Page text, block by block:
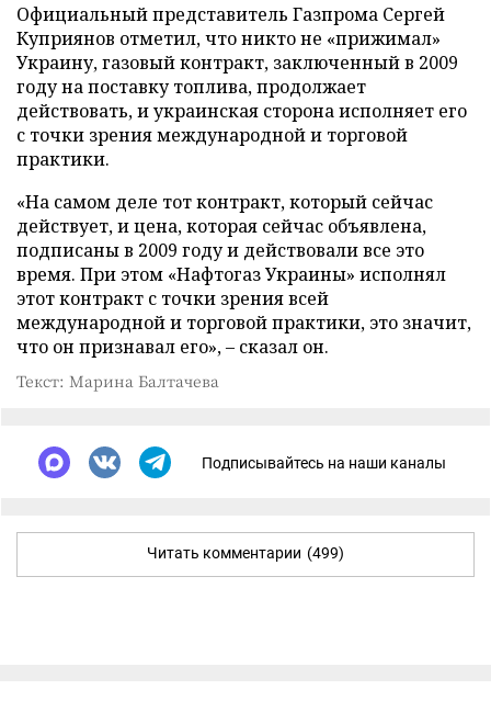
Официальный представитель Газпрома Сергей
Куприянов отметил, что никто не «прижимал»
Украину, газовый контракт, заключенный в 2009
году на поставку топлива, продолжает
действовать, и украинская сторона исполняет его
с точки зрения международной и торговой
практики.
«На самом деле тот контракт, который сейчас
действует, и цена, которая сейчас объявлена,
подписаны в 2009 году и действовали все это
время. При этом «Нафтогаз Украины» исполнял
этот контракт с точки зрения всей
международной и торговой практики, это значит,
что он признавал его», – сказал он.
Текст: Марина Балтачева
Подписывайтесь на наши каналы
Читать комментарии (499)